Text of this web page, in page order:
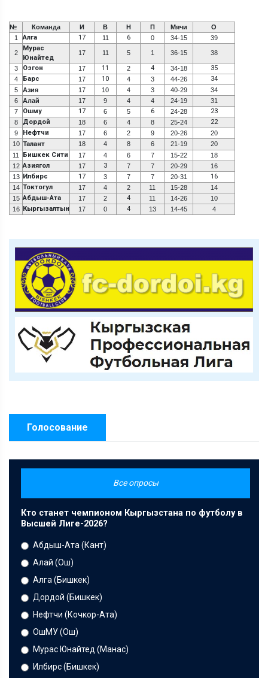
№ Команда И В Н П Мячи
О
1
Алга 17 11 6 0 34-15 39
2
Мурас
Юнайтед
17 11 5 1 36-15 38
3 Озгон 17 11 2 4 34-18 35
4 Барс 17 10 4 3 44-26 34
5 Азия 17 10 4 3 40-29
34
6
Алай 17 9 4 4 24-19
31
7
Ошму 17 6 5 6 24-28 23
8 Дордой 18 6 4 8 25-24 22
9 Нефтчи 17 6 2 9 20-26
20
10 Талант 18 4 8 6 21-19
20
11
Бишкек Сити 17 4 6 7 15-22
18
12 Азиягол 17 3 7 7 20-29
16
13
Илбирс 17 3 7 7 20-31 16
14 Токтогул 17 4 2 11 15-28
14
15 Абдыш-Ата 17 2 4 11 14-26
10
16
Кыргызалтын 17 0 4 13 14-45 4
Голосование
Все опросы
Кто станет чемпионом Кыргызстана по футболу в
Высшей Лиге-2026?
Абдыш-Ата (Кант)
Алай (Ош)
Алга (Бишкек)
Дордой (Бишкек)
Нефтчи (Кочкор-Ата)
ОшМУ (Ош)
Мурас Юнайтед (Манас)
Илбирс (Бишкек)